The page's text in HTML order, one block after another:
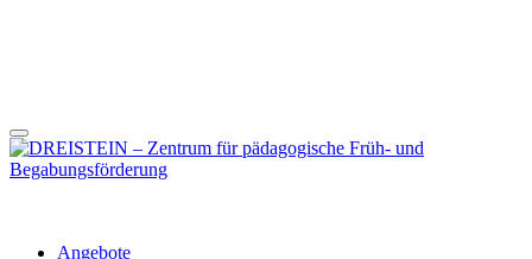
Angebote